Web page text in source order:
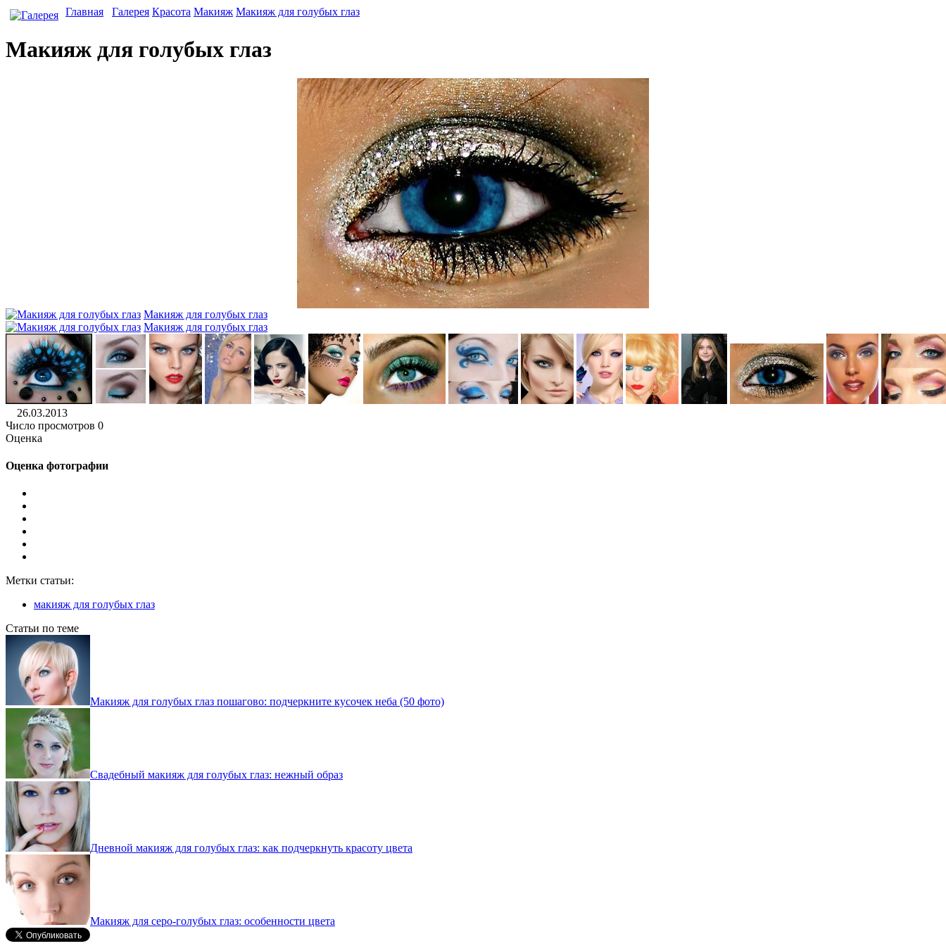
Главная Галерея Красота Макияж Макияж для голубых глаз
Макияж для голубых глаз
Макияж для голубых глаз
Макияж для голубых глаз
26.03.2013
Число просмотров 0
Оценка
Оценка фотографии
Метки статьи:
макияж для голубых глаз
Статьи по теме
Макияж для голубых глаз пошагово: подчеркните кусочек неба (50 фото)
Свадебный макияж для голубых глаз: нежный образ
Дневной макияж для голубых глаз: как подчеркнуть красоту цвета
Макияж для серо-голубых глаз: особенности цвета